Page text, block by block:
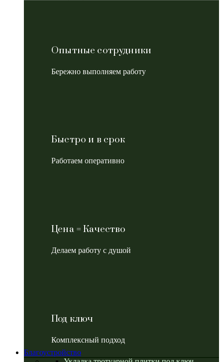
Опытные сотрудники
Бережно выполняем работу
Быстро и в срок
Работаем оперативно
Цена = Качество
Делаем работу с душой
Под ключ
Комплексный подход
Благоустройство